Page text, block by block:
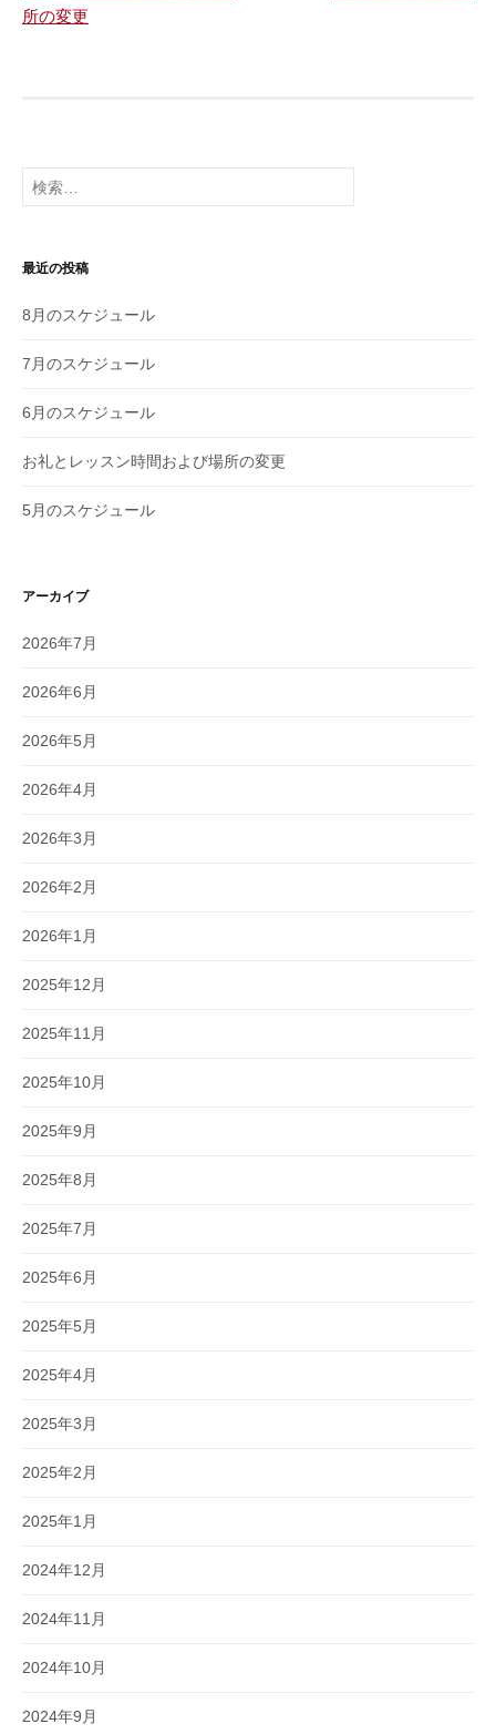
投
ゲ
シ
ョ
所の変更
検
索
最近の投稿
8月のスケジュール
7月のスケジュール
6月のスケジュール
お礼とレッスン時間および場所の変更
5月のスケジュール
アーカイブ
2026年7月
2026年6月
2026年5月
2026年4月
2026年3月
2026年2月
2026年1月
2025年12月
2025年11月
2025年10月
2025年9月
2025年8月
2025年7月
2025年6月
2025年5月
2025年4月
2025年3月
2025年2月
2025年1月
2024年12月
2024年11月
2024年10月
2024年9月